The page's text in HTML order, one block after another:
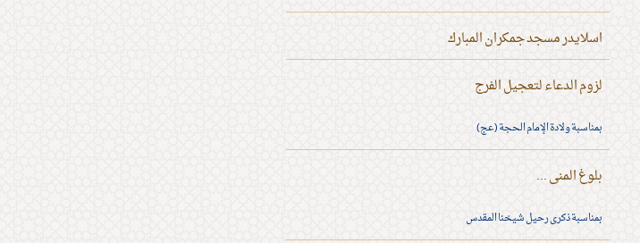
اسلايدر مسجد جمكران المبارك
لزوم الدعاء لتعجيل الفرج
بمناسبة ولادة الإمام الحجة (عج)
بلوغ المنى ...
بمناسبة ذكرى رحيل شيخنا المقدس